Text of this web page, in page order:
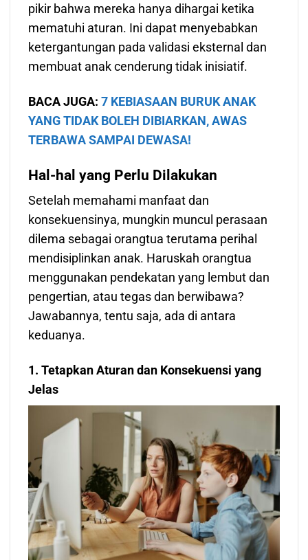
pikir bahwa mereka hanya dihargai ketika
mematuhi aturan. Ini dapat menyebabkan
ketergantungan pada validasi eksternal dan
membuat anak cenderung tidak inisiatif.
BACA JUGA:7 KEBIASAAN BURUK ANAK
YANG TIDAK BOLEH DIBIARKAN, AWAS
TERBAWA SAMPAI DEWASA!
Hal-hal yang Perlu Dilakukan
Setelah memahami manfaat dan
konsekuensinya, mungkin muncul perasaan
dilema sebagai orangtua terutama perihal
mendisiplinkan anak. Haruskah orangtua
menggunakan pendekatan yang lembut dan
pengertian, atau tegas dan berwibawa?
Jawabannya, tentu saja, ada di antara
keduanya.
1. Tetapkan Aturan dan Konsekuensi yang
Jelas